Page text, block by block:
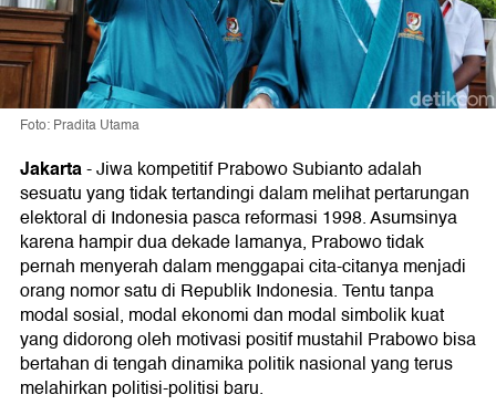
Foto: Pradita Utama
Jakarta-Jiwa kompetitif Prabowo Subianto adalah
sesuatu yang tidak tertandingi dalam melihat pertarungan
elektoral di Indonesia pasca reformasi 1998. Asumsinya
karena hampir dua dekade lamanya, Prabowo tidak
pernah menyerah dalam menggapai cita-citanya menjadi
orang nomor satu di Republik Indonesia. Tentu tanpa
modal sosial, modal ekonomi dan modal simbolik kuat
yang didorong oleh motivasi positif mustahil Prabowo bisa
bertahan di tengah dinamika politik nasional yang terus
melahirkan politisi-politisi baru.